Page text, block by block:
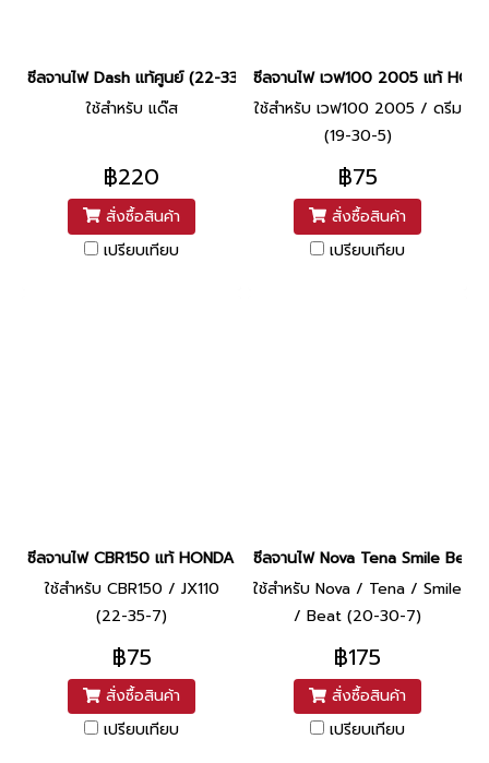
ซีลจานไฟ Dash แท้ศูนย์ (22-33-7) ยี่ห้อ Honda
ใช้สำหรับ แด๊ส
฿220
สั่งซื้อสินค้า
เปรียบเทียบ
ซีลจานไฟ เวฟ100 2005 แท้
ใช้สำหรับ เวฟ100 2005 / ดรีม
(19-30-5)
฿75
สั่งซื้อสินค้า
เปรียบเทียบ
ซีลจานไฟ CBR150 แท้ HONDA [22-35-7]
ใช้สำหรับ CBR150 / JX110
(22-35-7)
฿75
สั่งซื้อสินค้า
เปรียบเทียบ
ซีลจานไฟ Nova Tena Smile
ใช้สำหรับ Nova / Tena / Smile
/ Beat (20-30-7)
฿175
สั่งซื้อสินค้า
เปรียบเทียบ